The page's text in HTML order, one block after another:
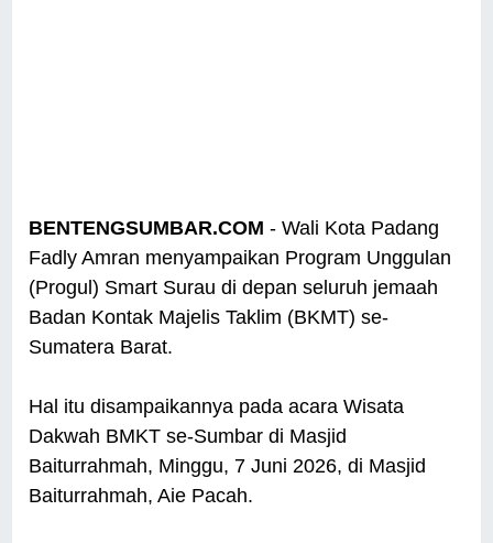
BENTENGSUMBAR.COM - Wali Kota Padang
Fadly Amran menyampaikan Program Unggulan
(Progul) Smart Surau di depan seluruh jemaah
Badan Kontak Majelis Taklim (BKMT) se-
Sumatera Barat.
Hal itu disampaikannya pada acara Wisata
Dakwah BMKT se-Sumbar di Masjid
Baiturrahmah, Minggu, 7 Juni 2026, di Masjid
Baiturrahmah, Aie Pacah.